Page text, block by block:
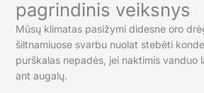
pagrindinis veiksnys
Mūsų klimatas pasižymi didesne oro
šiltnamiuose svarbu nuolat stebėti
purškalas nepadės, jei naktimis vanduo
ant augalų.